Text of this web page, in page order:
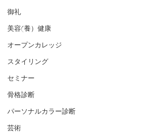
御礼
美容(養）健康
オープンカレッジ
スタイリング
セミナー
骨格診断
パーソナルカラー診断
芸術